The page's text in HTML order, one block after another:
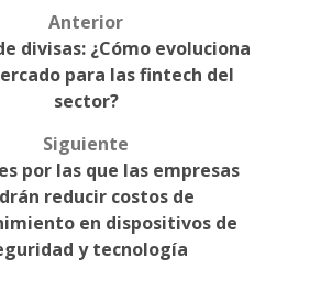
Anterior
divisas: ¿Cómo evoluciona
para las fintech del
sector?
Siguiente
por las que las empresas
reducir costos de
en dispositivos de
y tecnología